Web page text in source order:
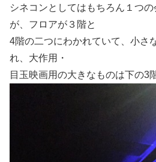
シネコンとしてはもちろん１つ
が、フロアが３階と
4階の二つにわかれていて、小さ
れ、大作用・
目玉映画用の大きなものは下の3